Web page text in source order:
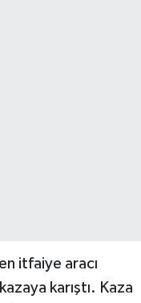
itfaiye aracı
karıştı. Kaza